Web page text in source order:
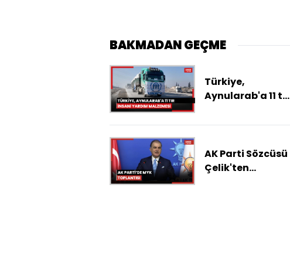
BAKMADAN GEÇME
Türkiye,
Aynularab'a 11 tır
malzemesi sevk
AK Parti Sözcüsü
Çelik'ten